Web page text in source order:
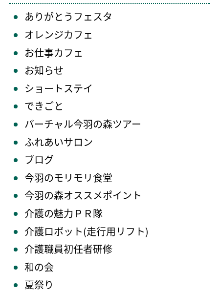
ありがとうフェスタ
オレンジカフェ
お仕事カフェ
お知らせ
ショートステイ
できごと
バーチャル今羽の森ツアー
ふれあいサロン
ブログ
今羽のモリモリ食堂
今羽の森オススメポイント
介護の魅力ＰＲ隊
介護ロボット(走行用リフト)
介護職員初任者研修
和の会
夏祭り